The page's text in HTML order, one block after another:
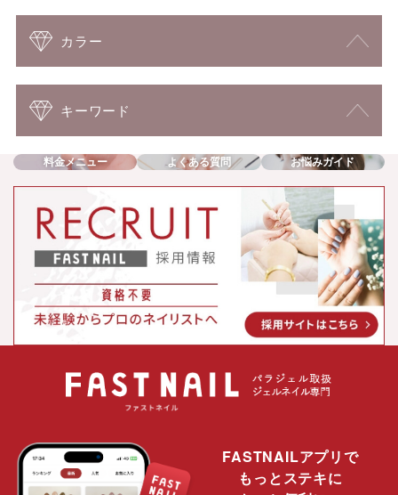
カラー
キーワード
料金メニュー よくある質問 お悩みガイド
FASTNAILアプリで
もっとステキに